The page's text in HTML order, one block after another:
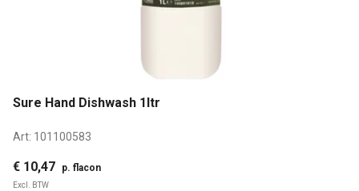
Sure Hand Dishwash 1ltr
Art: 101100583
€ 10,47 p. flacon
Excl. BTW